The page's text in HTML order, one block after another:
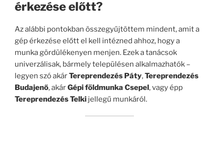
érkezése előtt?
Az alábbi pontokban összegyűjtöttem mindent, amit a
gép érkezése előtt el kell intézned ahhoz, hogy a
munka gördülékenyen menjen. Ezek a tanácsok
univerzálisak, bármely településen alkalmazhatók –
legyen szó akárTereprendezés Páty,Tereprendezés
Budajenő, akárGépi földmunka Csepel, vagy épp
Tereprendezés Telki jellegű munkáról.